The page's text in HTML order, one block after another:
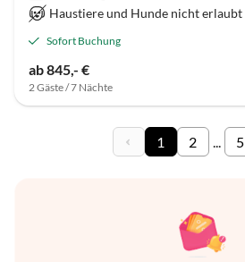
Haustiere und Hunde nicht erlaubt
Sofort Buchung
ab 845,- €
2 Gäste / 7 Nächte
1 2 ... 5